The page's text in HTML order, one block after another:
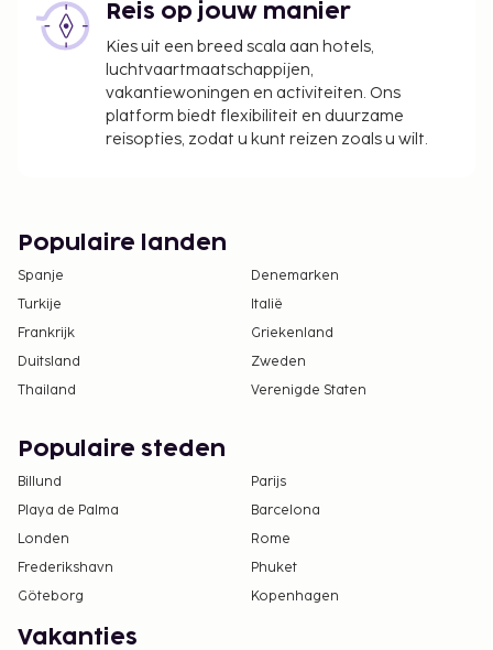
Reis op jouw manier
Kies uit een breed scala aan hotels,
luchtvaartmaatschappijen,
vakantiewoningen en activiteiten. Ons
platform biedt flexibiliteit en duurzame
reisopties, zodat u kunt reizen zoals u wilt.
Populaire landen
Spanje
Denemarken
Turkije
Italië
Frankrijk
Griekenland
Duitsland
Zweden
Thailand
Verenigde Staten
Populaire steden
Billund
Parijs
Playa de Palma
Barcelona
Londen
Rome
Frederikshavn
Phuket
Göteborg
Kopenhagen
Vakanties